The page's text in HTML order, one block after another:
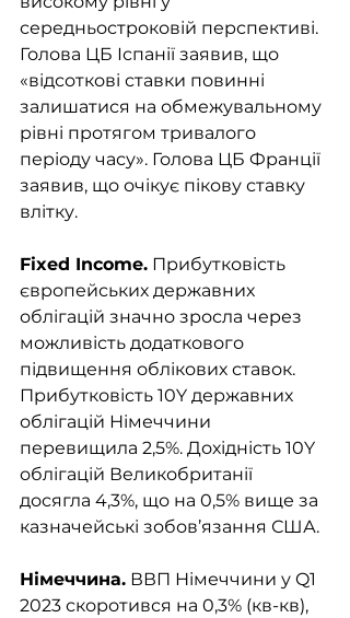
середньостроковій перспективі.
Голова ЦБ Іспанії заявив, що
«відсоткові ставки повинні
залишатися на обмежувальному
рівні протягом тривалого
періоду часу». Голова ЦБ Франції
заявив, що очікує пікову ставку
влітку.
Fixed Income. Прибутковість
європейських державних
облігацій значно зросла через
можливість додаткового
підвищення облікових ставок.
Прибутковість 10Y державних
облігацій Німеччини
перевищила 2,5%. Дохідність 10Y
облігацій Великобританії
досягла 4,3%, що на 0,5% вище за
казначейські зобов’язання США.
Німеччина. ВВП Німеччини у Q1
2023 скоротився на 0,3% (кв-кв),